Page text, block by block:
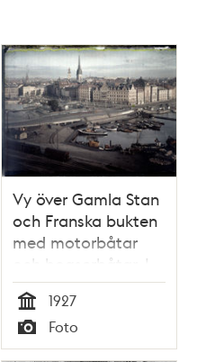
Vy över Gamla Stan
och Franska bukten
med motorbåtar
och bogserbåtar. I
förgrunden spår och
godsvagnar i
Stadsgården
Tid
1927
Typ
Foto